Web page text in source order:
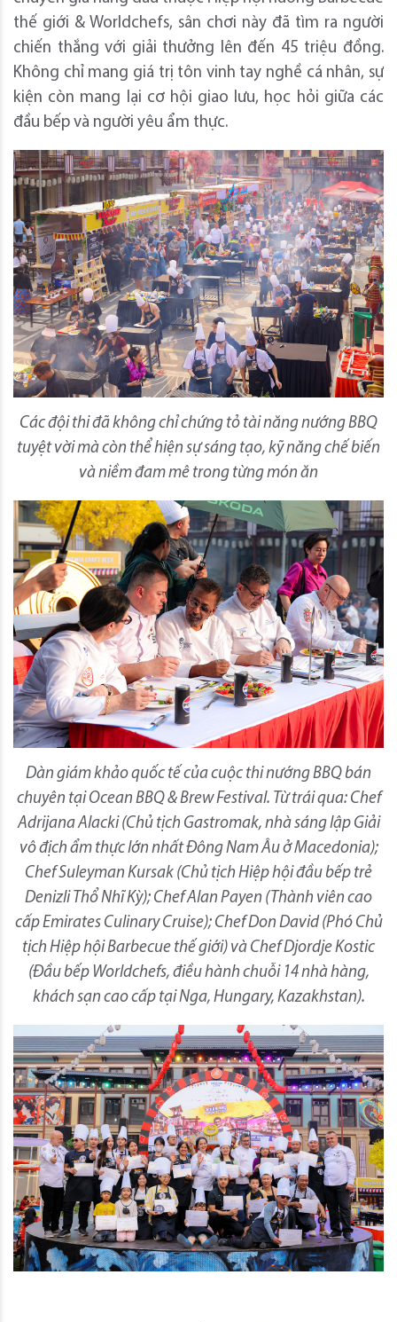
thế giới & Worldchefs, sân chơi này đã tìm ra người
chiến thắng với giải thưởng lên đến 45 triệu đồng.
Không chỉ mang giá trị tôn vinh tay nghề cá nhân, sự
kiện còn mang lại cơ hội giao lưu, học hỏi giữa các
đầu bếp và người yêu ẩm thực.
Các đội thi đã không chỉ chứng tỏ tài năng nướng BBQ
tuyệt vời mà còn thể hiện sự sáng tạo, kỹ năng chế biến
và niềm đam mê trong từng món ăn
Dàn giám khảo quốc tế của cuộc thi nướng BBQ bán
chuyên tại Ocean BBQ & Brew Festival. Từ trái qua: Chef
Adrijana Alacki (Chủ tịch Gastromak, nhà sáng lập Giải
vô địch ẩm thực lớn nhất Đông Nam Âu ở Macedonia);
Chef Suleyman Kursak (Chủ tịch Hiệp hội đầu bếp trẻ
Denizli Thổ Nhĩ Kỳ); Chef Alan Payen (Thành viên cao
cấp Emirates Culinary Cruise); Chef Don David (Phó Chủ
tịch Hiệp hội Barbecue thế giới) và Chef Djordje Kostic
(Đầu bếp Worldchefs, điều hành chuỗi 14 nhà hàng,
khách sạn cao cấp tại Nga, Hungary, Kazakhstan).